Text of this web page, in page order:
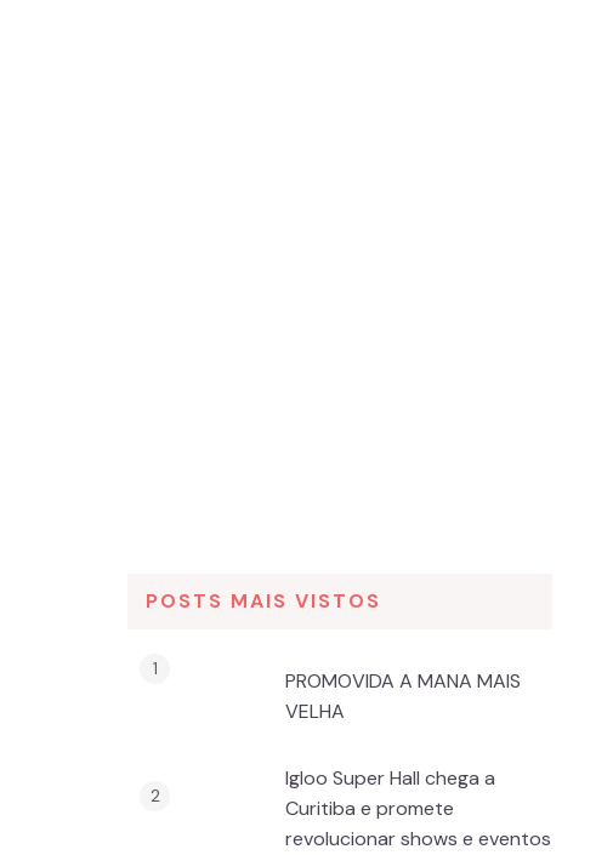
POSTS MAIS VISTOS
PROMOVIDA A MANA MAIS
VELHA
Igloo Super Hall chega a
Curitiba e promete
revolucionar shows e eventos